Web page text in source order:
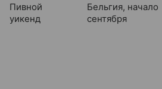
Пивной
уикенд
Бельгия, начало
сентября